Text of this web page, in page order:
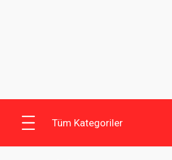
Tüm Kategoriler